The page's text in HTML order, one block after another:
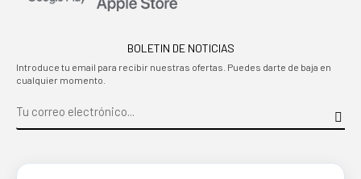
BOLETIN DE NOTICIAS
Introduce tu email para recibir nuestras ofertas. Puedes darte de baja en
cualquier momento.